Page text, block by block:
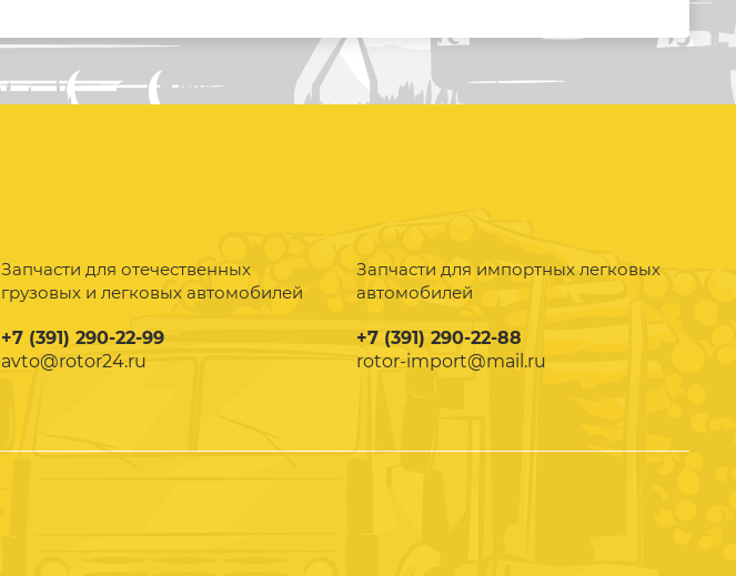
Запчасти для отечественных
грузовых и легковых автомобилей
+7 (391) 290-22-99
avto@rotor24.ru
Запчасти для импортных легковых
автомобилей
+7 (391) 290-22-88
rotor-import@mail.ru